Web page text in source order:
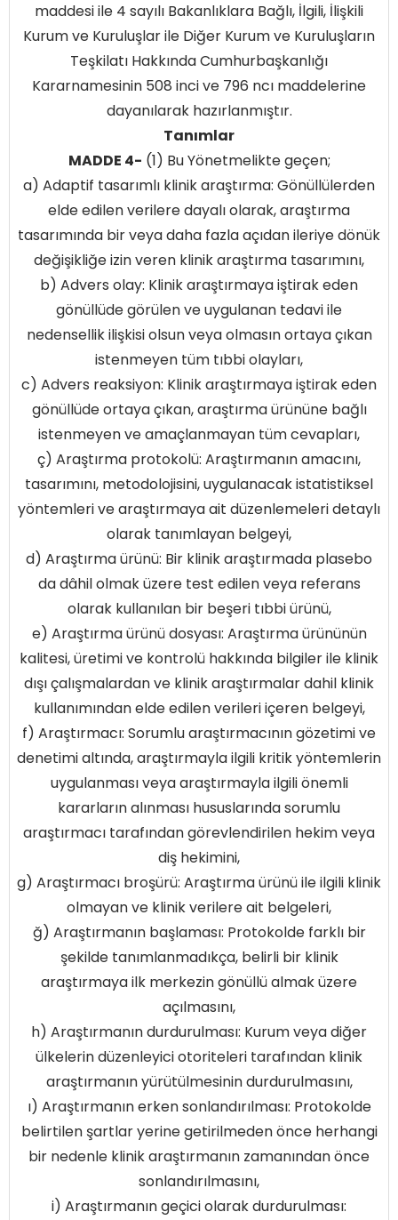
maddesi ile 4 sayılı Bakanlıklara Bağlı, İlgili, İlişkili
Kurum ve Kuruluşlar ile Diğer Kurum ve Kuruluşların
Teşkilatı Hakkında Cumhurbaşkanlığı
Kararnamesinin 508 inci ve 796 ncı maddelerine
dayanılarak hazırlanmıştır.
Tanımlar
MADDE 4- (1) Bu Yönetmelikte geçen;
a) Adaptif tasarımlı klinik araştırma: Gönüllülerden
elde edilen verilere dayalı olarak, araştırma
tasarımında bir veya daha fazla açıdan ileriye dönük
değişikliğe izin veren klinik araştırma tasarımını,
b) Advers olay: Klinik araştırmaya iştirak eden
gönüllüde görülen ve uygulanan tedavi ile
nedensellik ilişkisi olsun veya olmasın ortaya çıkan
istenmeyen tüm tıbbi olayları,
c) Advers reaksiyon: Klinik araştırmaya iştirak eden
gönüllüde ortaya çıkan, araştırma ürününe bağlı
istenmeyen ve amaçlanmayan tüm cevapları,
ç) Araştırma protokolü: Araştırmanın amacını,
tasarımını, metodolojisini, uygulanacak istatistiksel
yöntemleri ve araştırmaya ait düzenlemeleri detaylı
olarak tanımlayan belgeyi,
d) Araştırma ürünü: Bir klinik araştırmada plasebo
da dâhil olmak üzere test edilen veya referans
olarak kullanılan bir beşeri tıbbi ürünü,
e) Araştırma ürünü dosyası: Araştırma ürününün
kalitesi, üretimi ve kontrolü hakkında bilgiler ile klinik
dışı çalışmalardan ve klinik araştırmalar dahil klinik
kullanımından elde edilen verileri içeren belgeyi,
f) Araştırmacı: Sorumlu araştırmacının gözetimi ve
denetimi altında, araştırmayla ilgili kritik yöntemlerin
uygulanması veya araştırmayla ilgili önemli
kararların alınması hususlarında sorumlu
araştırmacı tarafından görevlendirilen hekim veya
diş hekimini,
g) Araştırmacı broşürü: Araştırma ürünü ile ilgili klinik
olmayan ve klinik verilere ait belgeleri,
ğ) Araştırmanın başlaması: Protokolde farklı bir
şekilde tanımlanmadıkça, belirli bir klinik
araştırmaya ilk merkezin gönüllü almak üzere
açılmasını,
h) Araştırmanın durdurulması: Kurum veya diğer
ülkelerin düzenleyici otoriteleri tarafından klinik
araştırmanın yürütülmesinin durdurulmasını,
ı) Araştırmanın erken sonlandırılması: Protokolde
belirtilen şartlar yerine getirilmeden önce herhangi
bir nedenle klinik araştırmanın zamanından önce
sonlandırılmasını,
i) Araştırmanın geçici olarak durdurulması: